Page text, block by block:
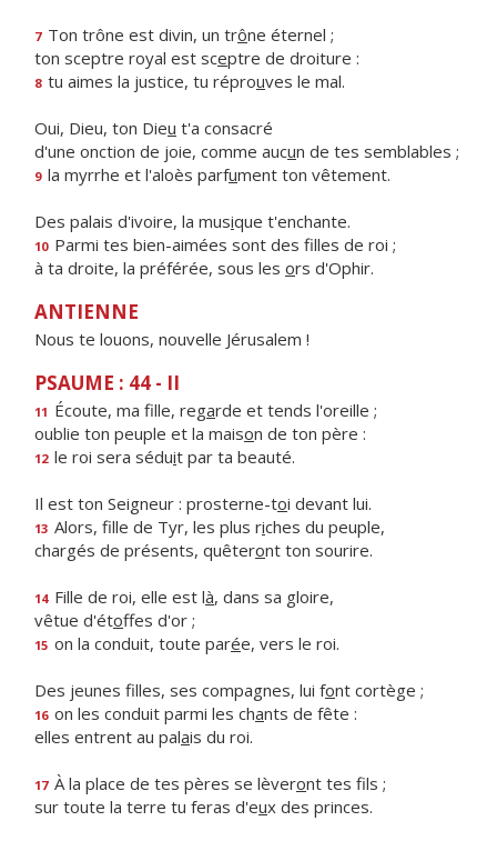
7 Ton trône est divin, un trône éternel ;
ton sceptre royal est sceptre de droiture :
8 tu aimes la justice, tu réprouves le mal.
Oui, Dieu, ton Dieu t'a consacré
d'une onction de joie, comme aucun de tes semblables ;
9 la myrrhe et l'aloès parfument ton vêtement.
Des palais d'ivoire, la musique t'enchante.
10 Parmi tes bien-aimées sont des flles de roi ;
à ta droite, la préférée, sous les ors d'Ophir.
ANTIENNE
Nous te louons, nouvelle Jérusalem !
PSAUME : 44 - II
11 Écoute, ma fille, regarde et tends l'oreille ;
oublie ton peuple et la maison de ton père :
12 le roi sera séduit par ta beauté.
Il est ton Seigneur : prosterne-toi devant lui.
13 Alors, fille de Tyr, les plus riches du peuple,
chargés de présents, quêteront ton sourire.
14 Fille de roi, elle est là, dans sa gloire,
vêtue d'étoffes d'or ;
15 on la conduit, toute parée, vers le roi.
Des jeunes filles, ses compagnes, lui font cortège ;
16 on les conduit parmi les chants de fête :
elles entrent au palais du roi.
17 À la place de tes pères se lèveront tes fils ;
sur toute la terre tu feras d'eux des princes.